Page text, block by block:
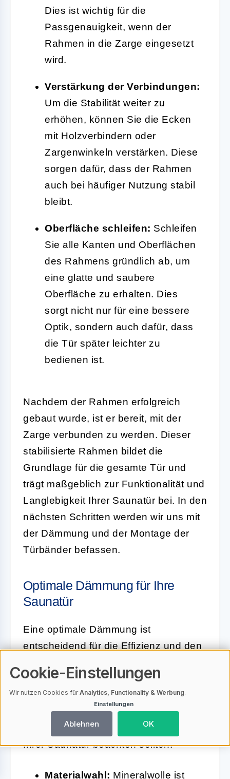
Dies ist wichtig für die
Passgenauigkeit, wenn der
Rahmen in die Zarge eingesetzt
wird.
Verstärkung der Verbindungen:
Um die Stabilität weiter zu
erhöhen, können Sie die Ecken
mit Holzverbindern oder
Zargenwinkeln verstärken. Diese
sorgen dafür, dass der Rahmen
auch bei häufiger Nutzung stabil
bleibt.
Oberfläche schleifen: Schleifen
Sie alle Kanten und Oberflächen
des Rahmens gründlich ab, um
eine glatte und saubere
Oberfläche zu erhalten. Dies
sorgt nicht nur für eine bessere
Optik, sondern auch dafür, dass
die Tür später leichter zu
bedienen ist.
Nachdem der Rahmen erfolgreich
gebaut wurde, ist er bereit, mit der
Zarge verbunden zu werden. Dieser
stabilisierte Rahmen bildet die
Grundlage für die gesamte Tür und
trägt maßgeblich zur Funktionalität und
Langlebigkeit Ihrer Saunatür bei. In den
nächsten Schritten werden wir uns mit
der Dämmung und der Montage der
Türbänder befassen.
Optimale Dämmung für Ihre
Saunatür
Eine optimale Dämmung ist
entscheidend für die Effizienz und den
Tür verhindert Wärmeverluste und
sorgt dafür, dass die Temperatur in der
Sauna konstant bleibt. Hier sind einige
Aspekte, die Sie bei der Dämmung
Ihrer Saunatür beachten sollten:
Materialwahl: Mineralwolle ist
Cookie-Einstellungen
Wir nutzen Cookies fürAnalytics, Functionality & Werbung.
Einstellungen
Ablehnen OK